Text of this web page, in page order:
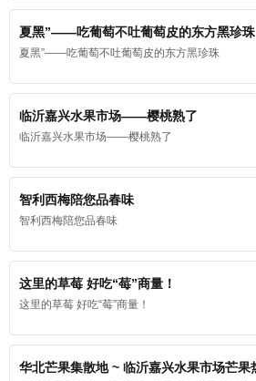
夏黑”——吃葡萄不吐葡萄皮的东方黑珍珠
夏黑”——吃葡萄不吐葡萄皮的东方黑珍珠
临沂嘉兴水果市场——樱桃熟了
临沂嘉兴水果市场——樱桃熟了
智利西梅陪您品春味
智利西梅陪您品春味
这里的草莓 好吃“莓”商量！
这里的草莓 好吃“莓”商量！